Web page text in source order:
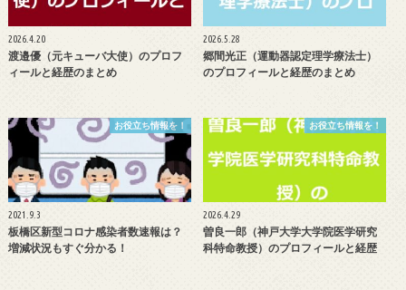
2026.4.20
渡邉優（元キューバ大使）のプロフ
ィールと経歴のまとめ
2026.5.28
郷間光正（運動器認定理学療法士）
のプロフィールと経歴のまとめ
お役立ち情報を！
2021.9.3
板橋区新型コロナ感染者数速報は？
増減状況もすぐ分かる！
お役立ち情報を！
2026.4.29
曽良一郎（神戸大学大学院医学研究
科特命教授）のプロフィールと経歴